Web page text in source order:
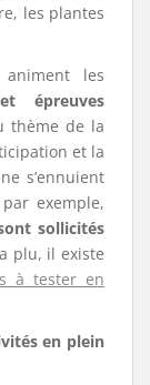
les plantes
les
épreuves
thème de la
et la
s’ennuient
exemple,
sollicités
plu, il existe
à tester en
en plein